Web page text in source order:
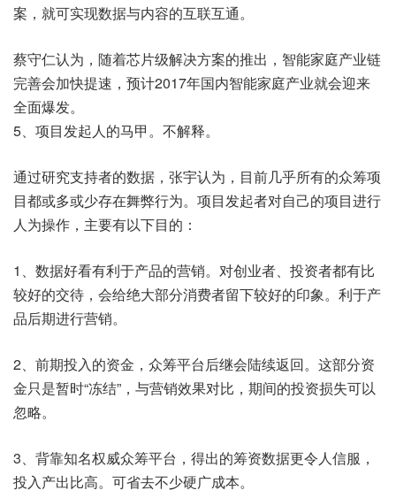
案，就可实现数据与内容的互联互通。
蔡守仁认为，随着芯片级解决方案的推出，智能家庭产业链
完善会加快提速，预计2017年国内智能家庭产业就会迎来
全面爆发。
5、项目发起人的马甲。不解释。
通过研究支持者的数据，张宇认为，目前几乎所有的众筹项
目都或多或少存在舞弊行为。项目发起者对自己的项目进行
人为操作，主要有以下目的：
1、数据好看有利于产品的营销。对创业者、投资者都有比
较好的交待，会给绝大部分消费者留下较好的印象。利于产
品后期进行营销。
2、前期投入的资金，众筹平台后继会陆续返回。这部分资
金只是暂时“冻结”，与营销效果对比，期间的投资损失可以
忽略。
3、背靠知名权威众筹平台，得出的筹资数据更令人信服，
投入产出比高。可省去不少硬广成本。